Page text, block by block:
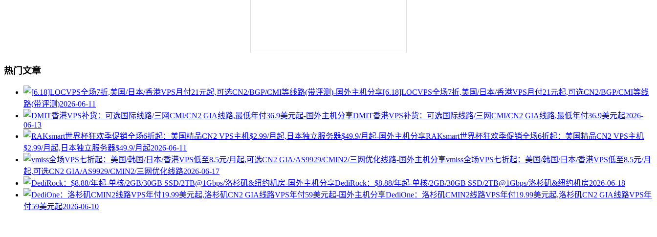
热门文章
[6.18]LOCVPS全场7折,美国/日本/香港VPS月付21元起,可选CN2/BGP/CMI等线
路(带评测)2026-06-11
DMIT香港VPS补货：可选国际线路/三网CMI/CN2 GIA线路,最低年付36.9美元起2026-
06-13
RAKsmart世界杯狂欢季促销全场6折起：美国精品CN2 VPS主机
$2.99/月起,日本独立服务器$49.9/月起2026-06-11
vmiss全场VPS七折起：美国/韩国/日本/香港VPS低至8.5元/月
起,可选CN2 GIA/AS9929/CMIN2/三网优化线路2026-06-17
DediRock：$8.88/年起-单核/2GB/30GB SSD/2TB@1Gbps/洛杉矶&纽约机房2026-06-18
DediOne：洛杉矶CMIN2线路VPS年付19.99美元起,洛杉矶CN2 GIA线路VPS年
付59美元起2026-06-10